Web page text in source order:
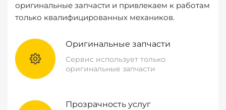
оригинальные запчасти и привлекаем к работам
только квалифицированных механиков.
Оригинальные запчасти
Сервис использует только
оригинальные запчасти
Прозрачность услуг